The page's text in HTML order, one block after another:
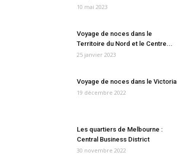
10 mai 2023
Voyage de noces dans le
Territoire du Nord et le Centre...
25 janvier 2023
Voyage de noces dans le Victoria
19 décembre 2022
Les quartiers de Melbourne :
Central Business District
30 novembre 2022